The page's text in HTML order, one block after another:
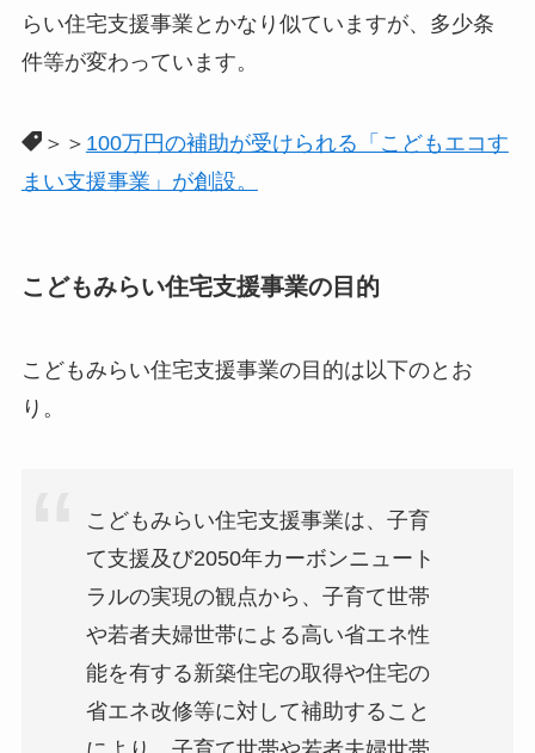
らい住宅支援事業とかなり似ていますが、多少条
件等が変わっています。
＞＞ 100万円の補助が受けられる「こどもエコす
まい支援事業」が創設。
こどもみらい住宅支援事業の目的
こどもみらい住宅支援事業の目的は以下のとお
り。
こどもみらい住宅⽀援事業は、⼦育
て⽀援及び2050年カーボンニュート
ラルの実現の観点から、⼦育て世帯
や若者夫婦世帯による⾼い省エネ性
能を有する新築住宅の取得や住宅の
省エネ改修等に対して補助すること